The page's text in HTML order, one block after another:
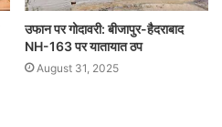
उफान पर गोदावरी: बीजापुर-हैदराबाद
NH-163 पर यातायात ठप
August 31, 2025